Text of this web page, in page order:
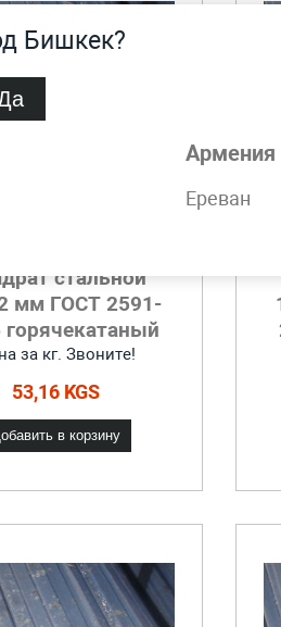
Бишкек?
Армения
Ереван
стальной
мм ГОСТ 2591-
горячекатаный
за кг. Звоните!
53,16 KGS
в корзину